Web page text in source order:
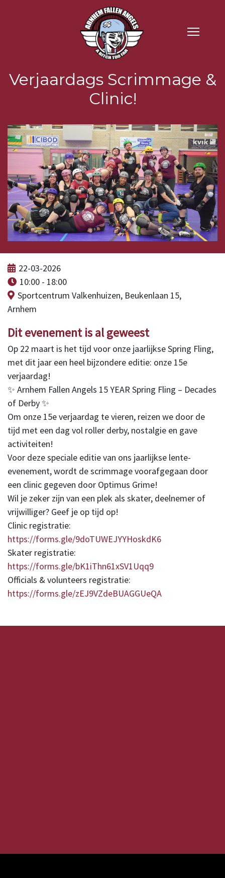
Verjaardags Scrimmage &
Clinic!
22-03-2026
10:00 - 18:00
Sportcentrum Valkenhuizen, Beukenlaan 15,
Arnhem
Dit evenement is al geweest
Op 22 maart is het tijd voor onze jaarlijkse Spring Fling,
met dit jaar een heel bijzondere editie: onze 15e
verjaardag!
✨ Arnhem Fallen Angels 15 YEAR Spring Fling – Decades
of Derby ✨
Om onze 15e verjaardag te vieren, reizen we door de
tijd met een dag vol roller derby, nostalgie en gave
activiteiten!
Voor deze speciale editie van ons jaarlijkse lente-
evenement, wordt de scrimmage voorafgegaan door
een clinic gegeven door Optimus Grime!
Wil je zeker zijn van een plek als skater, deelnemer of
vrijwilliger? Geef je op tijd op!
Clinic registratie:
https://forms.gle/9doTUWEJYYHoskdK6
Skater registratie:
https://forms.gle/bK1iThn61xSV1Uqq9
Officials & volunteers registratie:
https://forms.gle/zEJ9VZdeBUAGGUeQA